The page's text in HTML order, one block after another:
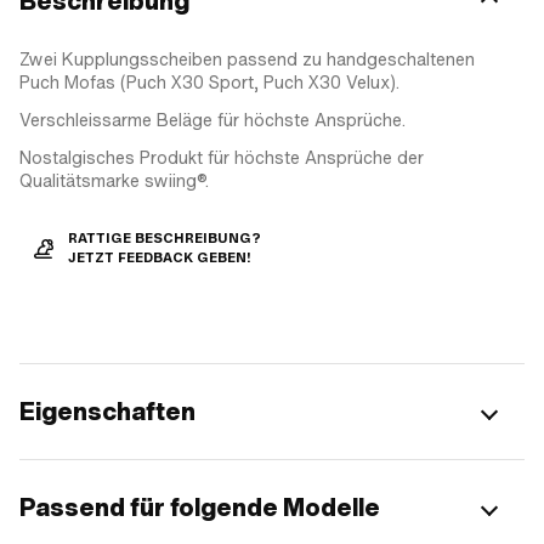
Zwei Kupplungsscheiben passend zu handgeschaltenen
Puch Mofas (Puch X30 Sport, Puch X30 Velux).
Verschleissarme Beläge für höchste Ansprüche.
Nostalgisches Produkt für höchste Ansprüche der
Qualitätsmarke swiing®.
RATTIGE BESCHREIBUNG?
JETZT FEEDBACK GEBEN!
Eigenschaften
Passend für folgende Modelle